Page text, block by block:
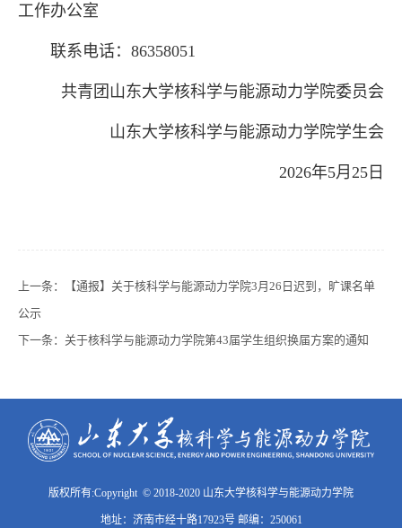
工作办公室
联系电话：86358051
共青团山东大学核科学与能源动力学院委员会
山东大学核科学与能源动力学院学生会
2026年5月 25日
上一条：
【通报】关于核科学与能源动力学院3月26日迟到，旷课名单
公示
下一条： 关于核科学与能源动力学院第43届学生组织换届方案的通知
版权所有:Copyright © 2018-2020 山东大学核科学与能源动力学院
地址：济南市经十路17923号 邮编：250061